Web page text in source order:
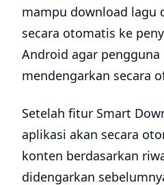
mampu download lagu
secara otomatis ke
Android agar
mendengarkan secara
Setelah fitur Smart
aplikasi akan secara
konten berdasarkan
didengarkan